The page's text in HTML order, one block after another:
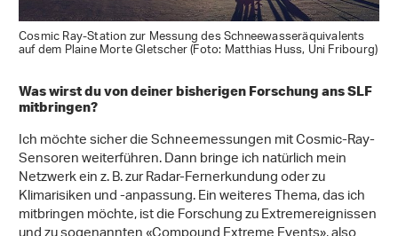
Cosmic Ray-Station zur Messung des Schneewasseräquivalents
auf dem Plaine Morte Gletscher (Foto: Matthias Huss, Uni Fribourg)
Was wirst du von deiner bisherigen Forschung ans SLF
mitbringen?
Ich möchte sicher die Schneemessungen mit Cosmic-Ray-
Sensoren weiterführen. Dann bringe ich natürlich mein
Netzwerk ein z. B. zur Radar-Fernerkundung oder zu
Klimarisiken und -anpassung. Ein weiteres Thema, das ich
mitbringen möchte, ist die Forschung zu Extremereignissen